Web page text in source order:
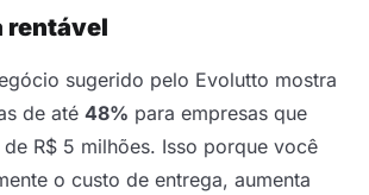
rentável
sugerido pelo Evolutto mostra
de até 48% para empresas que
R$ 5 milhões. Isso porque você
o custo de entrega, aumenta